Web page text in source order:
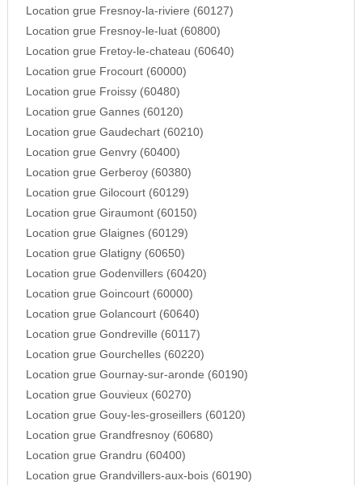
Location grue Fresnoy-la-riviere (60127)
Location grue Fresnoy-le-luat (60800)
Location grue Fretoy-le-chateau (60640)
Location grue Frocourt (60000)
Location grue Froissy (60480)
Location grue Gannes (60120)
Location grue Gaudechart (60210)
Location grue Genvry (60400)
Location grue Gerberoy (60380)
Location grue Gilocourt (60129)
Location grue Giraumont (60150)
Location grue Glaignes (60129)
Location grue Glatigny (60650)
Location grue Godenvillers (60420)
Location grue Goincourt (60000)
Location grue Golancourt (60640)
Location grue Gondreville (60117)
Location grue Gourchelles (60220)
Location grue Gournay-sur-aronde (60190)
Location grue Gouvieux (60270)
Location grue Gouy-les-groseillers (60120)
Location grue Grandfresnoy (60680)
Location grue Grandru (60400)
Location grue Grandvillers-aux-bois (60190)